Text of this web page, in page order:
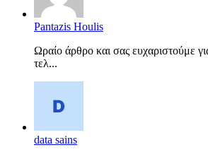
Pantazis Houlis
Ωραίο άρθρο και σας ευχαριστούμε
τελ...
data sains